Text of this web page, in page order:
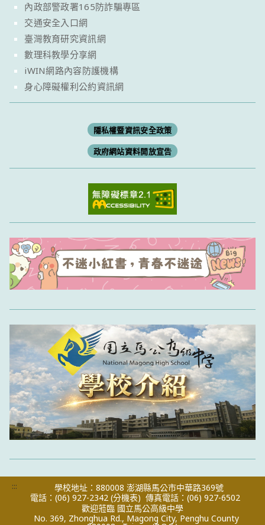
內政部警政署165防詐騙專區
交通安全入口網
臺灣教育研究資訊網
數理科教學分享網
iWIN網路內容防護機構
身心障礙權利公約資訊網
隱私權暨資訊安全政策
政府網站資料開放宣告
:::
學校地址：880008 澎湖縣馬公市中華路369號
電話：(06) 927-2342 (分機表) 傳真電話：(06) 927-6502
歡迎蒞臨 國立馬公高級中學
No. 369, Zhonghua Rd., Magong City, Penghu County